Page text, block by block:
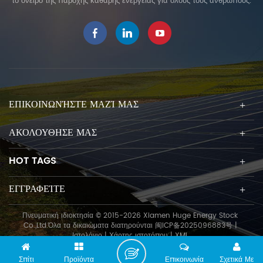
επιτρέπει τη διάταξη διπλής
σειράς στην ίδια ή συμμετρική
όψη και αυξάνει την απόδοση
της ηλιακής ενέργειας
εγκατάστασης. Επιπλέον,
μπορεί να εγκατασταθεί εύκολα
και εξοικονομεί κόστος.
ΕΠΙΚΟΙΝΩΝΉΣΤΕ ΜΑΖΊ ΜΑΣ
ΑΚΟΛΟΥΘΗΣΕ ΜΑΣ
HOT TAGS
ΕΓΓΡΑΦΕΊΤΕ
Πνευματική ιδιοκτησία © 2015-2026 Xiamen Huge Energy Stock
Co.,Ltd.Όλα τα δικαιώματα διατηρούνται 闽ICP备2025096883号|
Ιστολόγιο|Χάρτης ιστοτόπου|XML
Σπίτι Προϊόντα Σχετικά Με
Επικοινωνία